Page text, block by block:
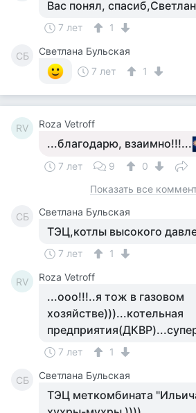
Вас понял,
7 лет 1
СБ
Светлана Бульская
7 лет
1
RV Roza Vetroff
...благодарю, взаимно!!!...
7 лет 9
0
Показать все
СБ Светлана Бульская
ТЭЦ,котлы высокого
7 лет 1
RV Roza Vetroff
...ооо!!!..я тож в газовом
хозяйстве)))...котельная
7 лет 1
СБ Светлана Бульская
ТЭЦ меткомбината